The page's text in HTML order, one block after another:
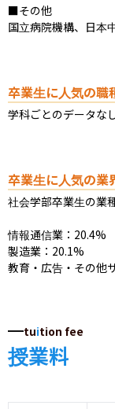
■その他
国立病院機構、日本
卒業生に人気の職
学科ごとのデータな
卒業生に人気の業
社会学部卒業生の業
情報通信業：20.4%
製造業：20.1%
教育・広告・その他
tuition fee
授業料